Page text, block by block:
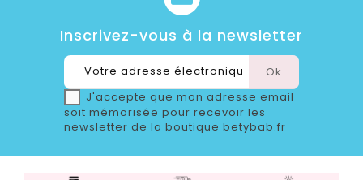
Inscrivez-vous à la newsletter
J'accepte que mon adresse email
soit mémorisée pour recevoir les
newsletter de la boutique betybab.fr